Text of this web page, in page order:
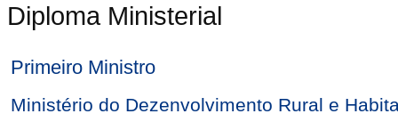
Diploma Ministerial
Primeiro Ministro
Ministério do Dezenvolvimento Rural e